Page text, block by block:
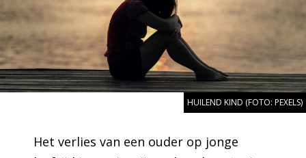
HUILEND KIND (FOTO: PEXELS)
Het verlies van een ouder op jonge